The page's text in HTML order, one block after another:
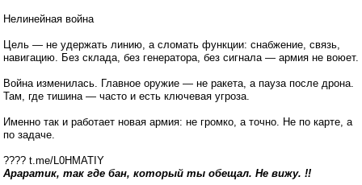
Нелинейная война
Цель — не удержать линию, а сломать функции: снабжение, связь,
навигацию. Без склада, без генератора, без сигнала — армия не воюет.
Война изменилась. Главное оружие — не ракета, а пауза после дрона.
Там, где тишина — часто и есть ключевая угроза.
Именно так и работает новая армия: не громко, а точно. Не по карте, а
по задаче.
???? t.me/L0HMATIY
Араратик, так где бан, который ты обещал. Не вижу. !!